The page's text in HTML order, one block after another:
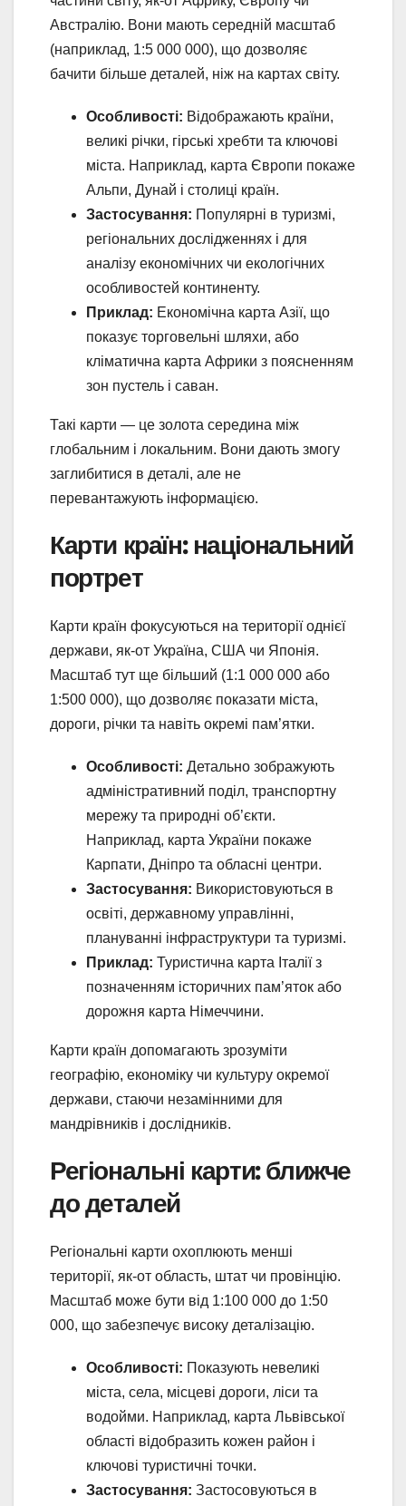
Австралію. Вони мають середній масштаб
(наприклад, 1:5 000 000), що дозволяє
бачити більше деталей, ніж на картах світу.
Особливості: Відображають країни,
великі річки, гірські хребти та ключові
міста. Наприклад, карта Європи покаже
Альпи, Дунай і столиці країн.
Застосування: Популярні в туризмі,
регіональних дослідженнях і для
аналізу економічних чи екологічних
особливостей континенту.
Приклад: Економічна карта Азії, що
показує торговельні шляхи, або
кліматична карта Африки з поясненням
зон пустель і саван.
Такі карти — це золота середина між
глобальним і локальним. Вони дають змогу
заглибитися в деталі, але не
перевантажують інформацією.
Карти країн: національний
портрет
Карти країн фокусуються на території однієї
держави, як-от Україна, США чи Японія.
Масштаб тут ще більший (1:1 000 000 або
1:500 000), що дозволяє показати міста,
дороги, річки та навіть окремі пам’ятки.
Особливості: Детально зображують
адміністративний поділ, транспортну
мережу та природні об’єкти.
Наприклад, карта України покаже
Карпати, Дніпро та обласні центри.
Застосування: Використовуються в
освіті, державному управлінні,
плануванні інфраструктури та туризмі.
Приклад: Туристична карта Італії з
позначенням історичних пам’яток або
дорожня карта Німеччини.
Карти країн допомагають зрозуміти
географію, економіку чи культуру окремої
держави, стаючи незамінними для
мандрівників і дослідників.
Регіональні карти: ближче
до деталей
Регіональні карти охоплюють менші
території, як-от область, штат чи провінцію.
Масштаб може бути від 1:100 000 до 1:50
000, що забезпечує високу деталізацію.
Особливості: Показують невеликі
міста, села, місцеві дороги, ліси та
водойми. Наприклад, карта Львівської
області відобразить кожен район і
ключові туристичні точки.
Застосування: Застосовуються в